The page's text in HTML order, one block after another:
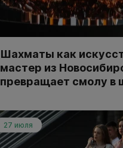
Шахматы как
мастер из
превращает смолу в
27 июля